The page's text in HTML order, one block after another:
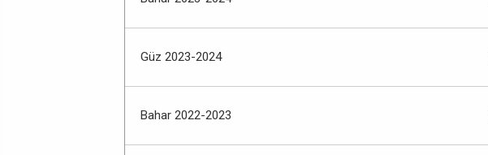
Güz 2023-2024
Bahar 2022-2023